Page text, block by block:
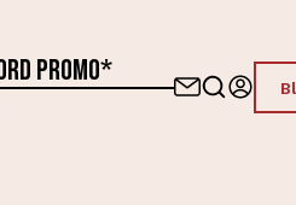
proMO*